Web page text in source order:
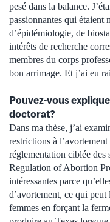
pesé dans la balance.
passionnantes qui étaient
d’épidémiologie, de
intérêts de recherche
membres du corps
bon arrimage. Et j’ai eu
Pouvez-vous
doctorat?
Dans ma thèse, j’ai
restrictions à
réglementation ciblée des
Regulation of Abortion
intéressantes parce
d’avortement, ce qui peut
femmes en forçant la